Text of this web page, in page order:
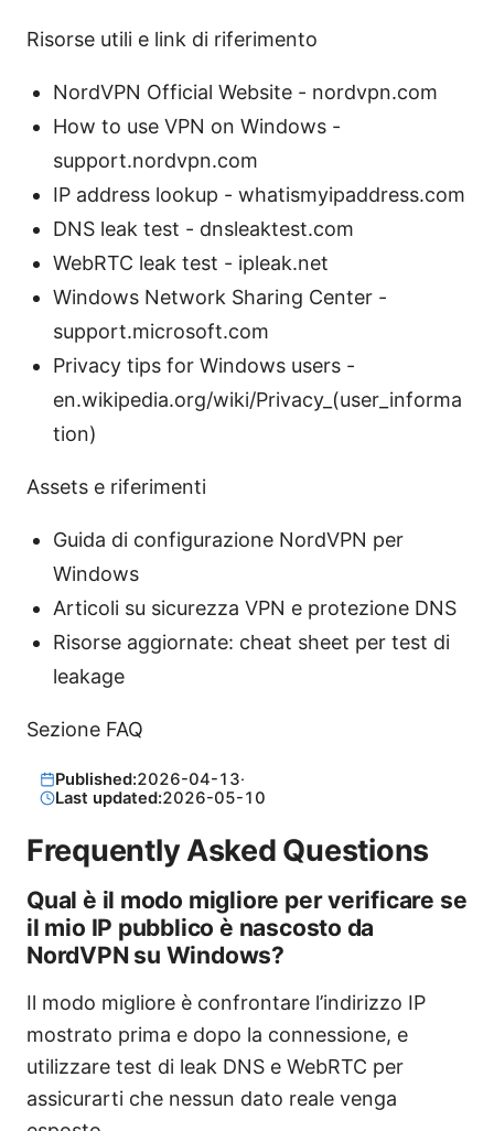
Risorse utili e link di riferimento
NordVPN Official Website - nordvpn.com
How to use VPN on Windows -
support.nordvpn.com
IP address lookup - whatismyipaddress.com
DNS leak test - dnsleaktest.com
WebRTC leak test - ipleak.net
Windows Network Sharing Center -
support.microsoft.com
Privacy tips for Windows users -
en.wikipedia.org/wiki/Privacy_(user_informa
tion)
Assets e riferimenti
Guida di configurazione NordVPN per
Windows
Articoli su sicurezza VPN e protezione DNS
Risorse aggiornate: cheat sheet per test di
leakage
Sezione FAQ
Published:2026-04-13·
Last updated:2026-05-10
Frequently Asked Questions
Qual è il modo migliore per verificare se
il mio IP pubblico è nascosto da
NordVPN su Windows?
Il modo migliore è confrontare l’indirizzo IP
mostrato prima e dopo la connessione, e
utilizzare test di leak DNS e WebRTC per
assicurarti che nessun dato reale venga